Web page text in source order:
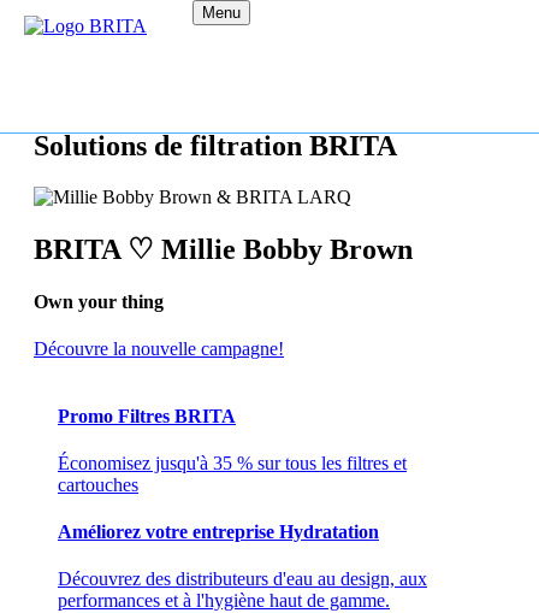
Menu
Solutions de filtration BRITA
BRITA ♡ Millie Bobby Brown
Own your thing
Découvre la nouvelle campagne!
Promo Filtres BRITA
Économisez jusqu'à 35 % sur tous les filtres et
cartouches
Améliorez votre entreprise Hydratation
Découvrez des distributeurs d'eau au design, aux
performances et à l'hygiène haut de gamme.